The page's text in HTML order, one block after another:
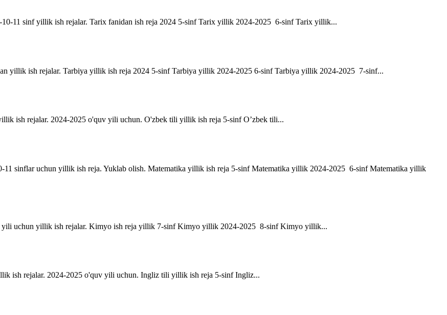
11 sinf yillik ish rejalar. Tarix fanidan ish reja 2024 5-sinf Tarix yillik 2024-2025 6-sinf Tarix yillik...
yillik ish rejalar. Tarbiya yillik ish reja 2024 5-sinf Tarbiya yillik 2024-2025 6-sinf Tarbiya yillik 2024-2025 7-sinf...
ish rejalar. 2024-2025 o'quv yili uchun. O'zbek tili yillik ish reja 5-sinf O’zbek tili...
sinflar uchun yillik ish reja. Yuklab olish. Matematika yillik ish reja 5-sinf Matematika yillik 2024-2025 6-sinf Matematika yillik
uchun yillik ish rejalar. Kimyo ish reja yillik 7-sinf Kimyo yillik 2024-2025 8-sinf Kimyo yillik...
ish rejalar. 2024-2025 o'quv yili uchun. Ingliz tili yillik ish reja 5-sinf Ingliz...